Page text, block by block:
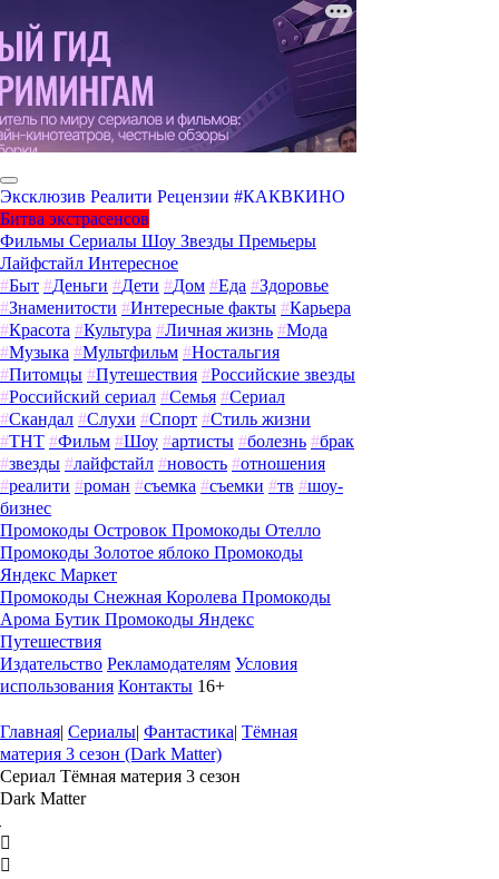
Эксклюзив Реалити Рецензии #КАКВКИНО
Битва экстрасенсов
Фильмы Сериалы Шоу Звезды Премьеры
Лайфстайл Интересное
#Быт #Деньги #Дети #Дом #Еда #Здоровье
#Знаменитости #Интересные факты #Карьера
#Красота #Культура #Личная жизнь #Мода
#Музыка #Мультфильм #Ностальгия
#Питомцы #Путешествия #Российские звезды
#Российский сериал #Семья #Сериал
#Скандал #Слухи #Спорт #Стиль жизни
#ТНТ #Фильм #Шоу #артисты #болезнь #брак
#звезды #лайфстайл #новость #отношения
#реалити #роман #съемка #съемки #тв #шоу-
бизнес
Промокоды Островок Промокоды Отелло
Промокоды Золотое яблоко Промокоды
Яндекс Маркет
Промокоды Снежная Королева Промокоды
Арома Бутик Промокоды Яндекс
Путешествия
Издательство Рекламодателям Условия
использования Контакты 16+
Главная| Сериалы| Фантастика| Тёмная
материя 3 сезон (Dark Matter)
Сериал Тёмная материя 3 сезон
Dark Matter